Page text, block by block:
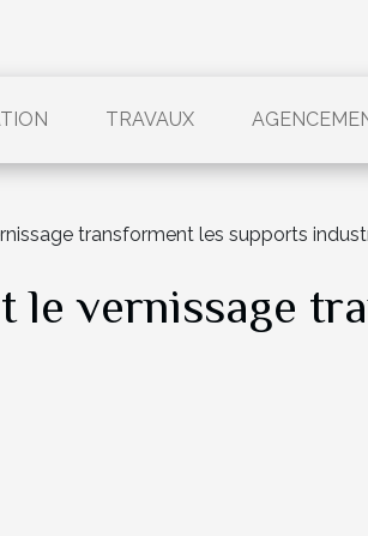
TRAVAUX
transforment les supports
le vernissage